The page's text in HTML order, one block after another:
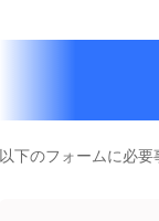
以下のフォームに必